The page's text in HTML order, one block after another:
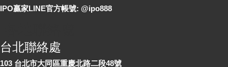
IPO贏家LINE官方帳號: @ipo888
台北聯絡處
103 台北市大同區重慶北路二段48號